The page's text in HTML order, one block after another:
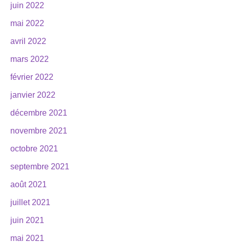
juin 2022
mai 2022
avril 2022
mars 2022
février 2022
janvier 2022
décembre 2021
novembre 2021
octobre 2021
septembre 2021
août 2021
juillet 2021
juin 2021
mai 2021